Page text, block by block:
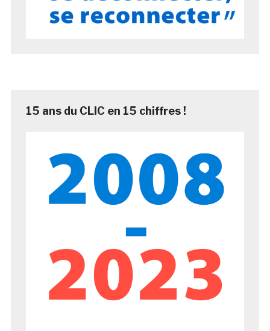
15 ans du CLIC en 15 chiffres !